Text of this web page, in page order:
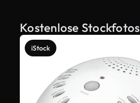
Kostenlose Stockfotos
iStock